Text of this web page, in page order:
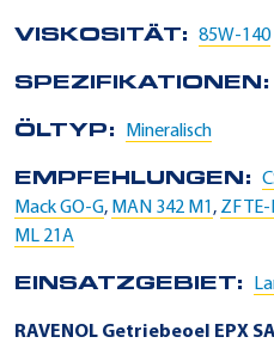
VISKOSITÄT: 85W-140
SPEZIFIKATIONEN:
ÖLTYP: Mineralisch
EMPFEHLUNGEN:
Mack GO-G, MAN 342 M1 , ZF
ML 21A
EINSATZGEBIET:
RAVENOL Getriebeoel EPX